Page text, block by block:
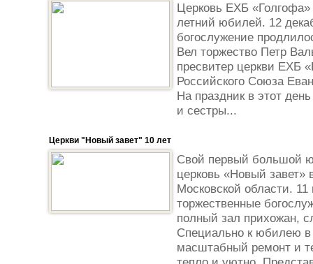
Церковь ЕХБ
летний юбилей. 12
богослужение
Вел торжество Петр
пресвитер церкви ЕХБ
Российского Союза
На праздник в этот
и сестры...
Церкви "Новый завет" 10 лет
Свой первый большой
церковь «Новый завет»
Московской области.
торжественные
полный зал прихожан,
Специально к юбилею
масштабный ремонт и